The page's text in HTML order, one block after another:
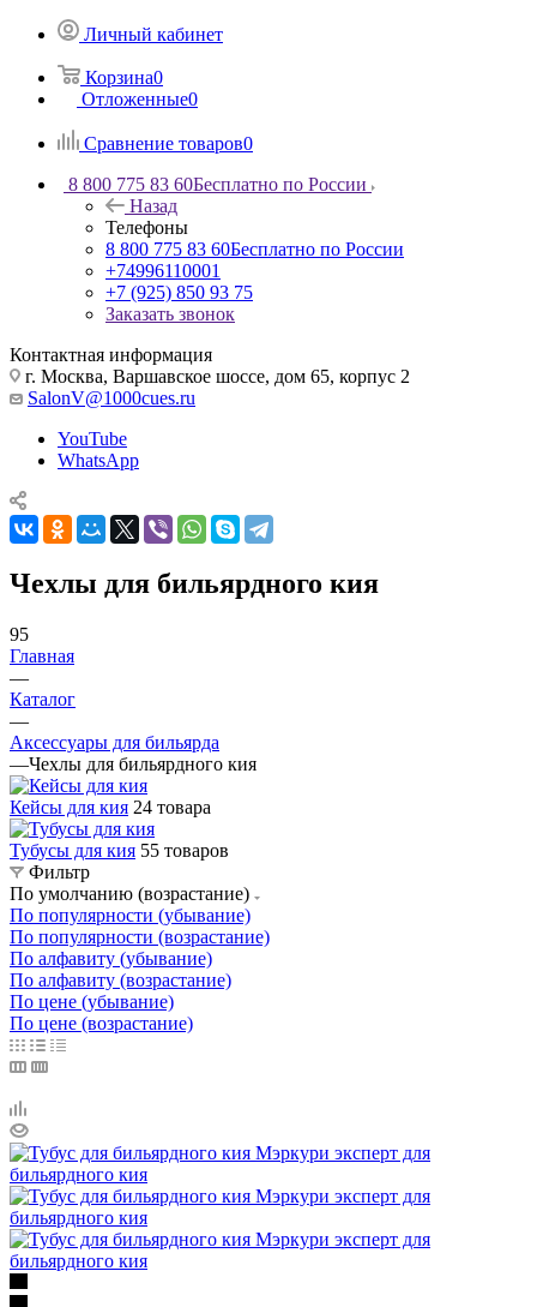
Личный кабинет
Корзина0
Отложенные0
Сравнение товаров0
8 800 775 83 60Бесплатно по России
Назад
Телефоны
8 800 775 83 60Бесплатно по России
+74996110001
+7 (925) 850 93 75
Заказать звонок
Контактная информация
г. Москва, Варшавское шоссе, дом 65, корпус 2
SalonV@1000cues.ru
YouTube
WhatsApp
Чехлы для бильярдного кия
95
Главная
—
Каталог
—
Аксессуары для бильярда
—Чехлы для бильярдного кия
Кейсы для кия 24 товара
Тубусы для кия 55 товаров
Фильтр
По умолчанию (возрастание)
По популярности (убывание)
По популярности (возрастание)
По алфавиту (убывание)
По алфавиту (возрастание)
По цене (убывание)
По цене (возрастание)